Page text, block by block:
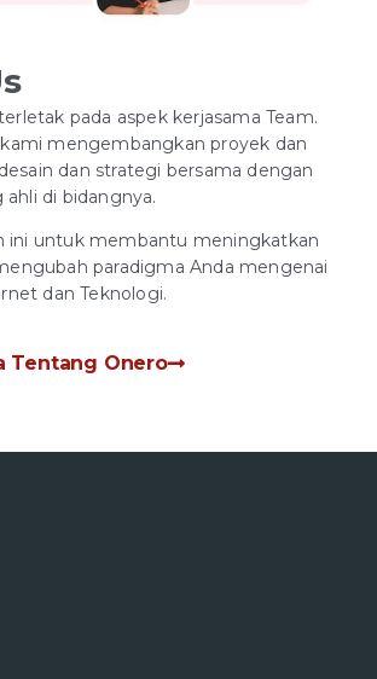
pada aspek kerjasama Team.
mengembangkan proyek dan
dan strategi bersama dengan
di bidangnya.
ini untuk membantu meningkatkan
paradigma Anda mengenai
dan Teknologi.
Tentang Onero